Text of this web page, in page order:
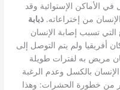
الأماكن الإستوائية وقد
من إختراعاته.ذبابة
التي تسبب إصابة الإنسان
أفريقيا ولم يتم التوصل إلى
مريض به لفترات طويلة
بالكسل وعدم الرغبة
من خطورة الحشرات: وهذا